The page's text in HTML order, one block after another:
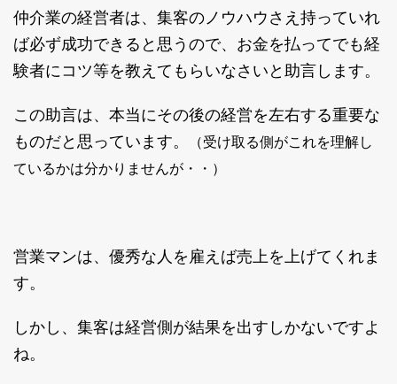
仲介業の経営者は、集客のノウハウさえ持っていれ
ば必ず成功できると思うので、お金を払ってでも経
験者にコツ等を教えてもらいなさいと助言します。
この助言は、本当にその後の経営を左右する重要な
ものだと思っています。
（受け取る側がこれを理解し
ているかは分かりませんが・・）
営業マンは、優秀な人を雇えば売上を上げてくれま
す。
しかし、集客は経営側が結果を出すしかないですよ
ね。